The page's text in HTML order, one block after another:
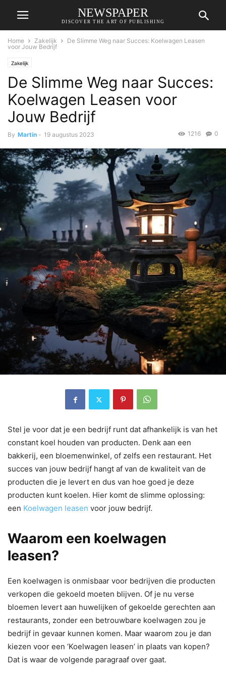
NEWSPAPER
DISCOVER THE ART OF PUBLISHING
Home Zakelijk
De Slimme Weg naar Succes: Koelwagen Leasen
voor Jouw Bedrijf
Zakelijk
De Slimme Weg naar Succes:
Koelwagen Leasen voor
Jouw Bedrijf
By Martin - 19 augustus 2023 0
1216
Stel je voor dat je een bedrijf runt dat afhankelijk is van het
constant koel houden van producten. Denk aan een
bakkerij, een bloemenwinkel, of zelfs een restaurant. Het
succes van jouw bedrijf hangt af van de kwaliteit van de
producten die je levert en dus van hoe goed je deze
producten kunt koelen. Hier komt de slimme oplossing:
een Koelwagen leasen voor jouw bedrijf.
Waarom een koelwagen
leasen?
Een koelwagen is onmisbaar voor bedrijven die producten
verkopen die gekoeld moeten blijven. Of je nu verse
bloemen levert aan huwelijken of gekoelde gerechten aan
restaurants, zonder een betrouwbare koelwagen zou je
bedrijf in gevaar kunnen komen. Maar waarom zou je dan
kiezen voor een ‘Koelwagen leasen’ in plaats van kopen?
Dat is waar de volgende paragraaf over gaat.